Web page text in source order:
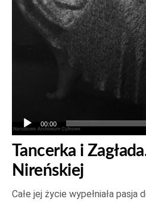
00:00
Tancerka i
Nireńskiej
Całe jej życie wypełniała